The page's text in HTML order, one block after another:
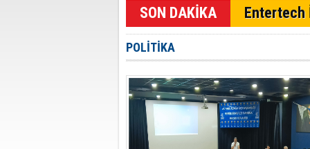
SON DAKİKA Entertech
POLİTİKA